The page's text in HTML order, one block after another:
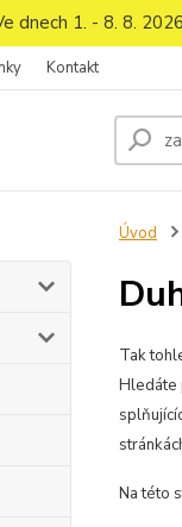
dnech 1. - 8. 8.
Kontakt
Úvod
Tak
Hledáte
Na této